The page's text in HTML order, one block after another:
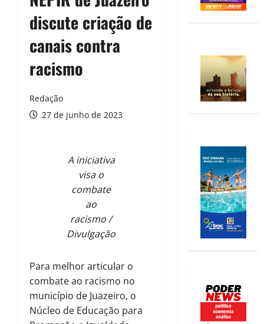
discute criação de
canais contra
racismo
Redação
27 de junho de 2023
A iniciativa
visa o
combate
ao
racismo /
Divulgação
Para melhor articular o
combate ao racismo no
município de Juazeiro, o
Núcleo de Educação para